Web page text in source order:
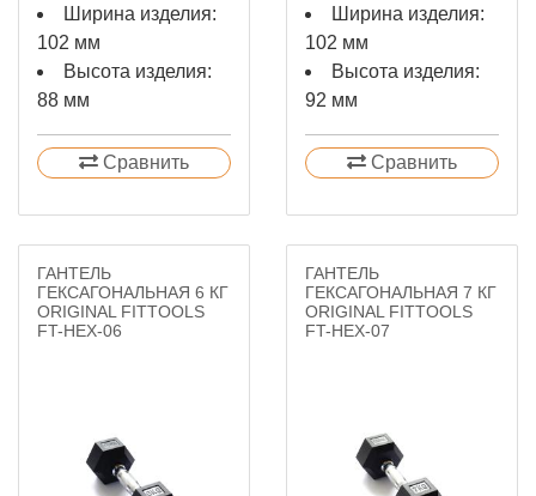
Ширина изделия:
102 мм
Высота изделия:
88 мм
Сравнить
Ширина изделия:
102 мм
Высота изделия:
92 мм
Сравнить
ГАНТЕЛЬ
ГЕКСАГОНАЛЬНАЯ 6 КГ
ORIGINAL FITTOOLS
FT-HEX-06
ГАНТЕЛЬ
ГЕКСАГОНАЛЬНАЯ 7 КГ
ORIGINAL FITTOOLS
FT-HEX-07